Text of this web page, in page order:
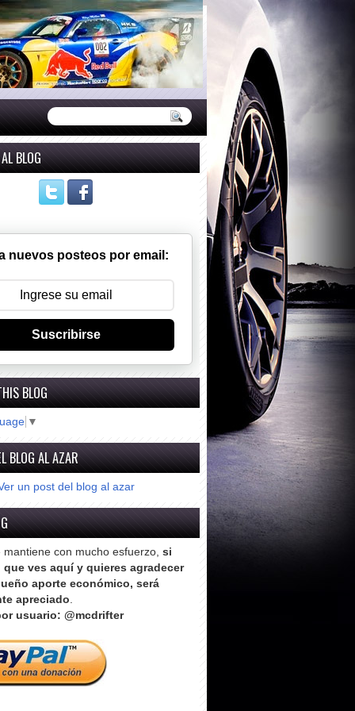
BLOG
nuevos posteos por email:
Suscribirse
BLOG
▼
BLOG AL AZAR
un post del blog al azar
mantiene con mucho esfuerzo, si
ves aquí y quieres agradecer
aporte económico, será
apreciado.
usuario: @mcdrifter